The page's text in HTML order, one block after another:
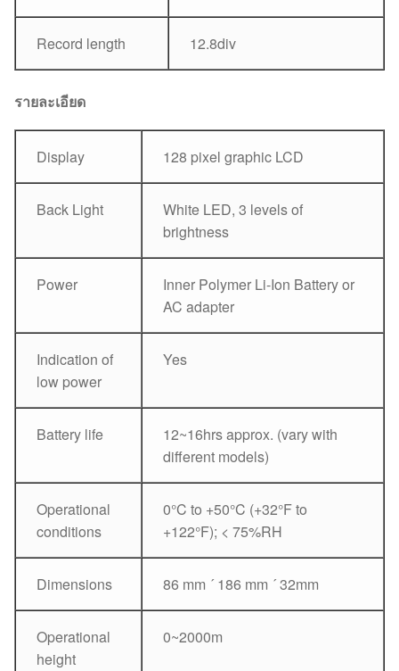
Record length 12.8div
รายละเอียด
Display 128 pixel graphic LCD
Back Light
White LED, 3 levels of
brightness
Power
Inner Polymer Li-Ion Battery or
AC adapter
Indication of
low power
Yes
Battery life
12~16hrs approx. (vary with
different models)
Operational
conditions
0°C to +50°C (+32°F to
+122°F); < 75%RH
Dimensions 86 mm ´ 186 mm ´ 32mm
Operational
height
0~2000m